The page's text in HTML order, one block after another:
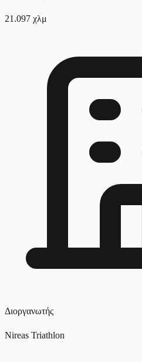
21.097 χλμ
Διοργανωτής
Nireas Triathlon